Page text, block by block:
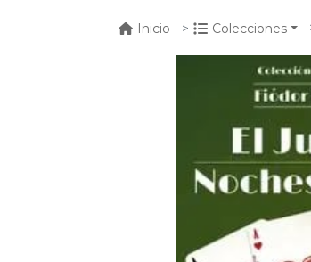
Inicio Colecciones